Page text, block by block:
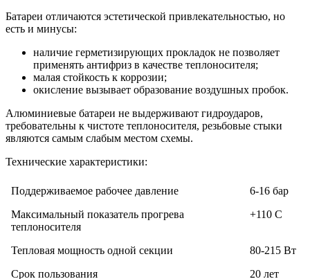
Батареи отличаются эстетической привлекательностью, но
есть и минусы:
наличие герметизирующих прокладок не позволяет
применять антифриз в качестве теплоносителя;
малая стойкость к коррозии;
окисление вызывает образование воздушных пробок.
Алюминиевые батареи не выдерживают гидроударов,
требовательны к чистоте теплоносителя, резьбовые стыки
являются самым слабым местом схемы.
Технические характеристики:
Поддерживаемое рабочее давление
6-16 бар
Максимальный показатель прогрева
теплоносителя
+110 С
Тепловая мощность одной секции
80-215 Вт
Срок пользования
20 лет